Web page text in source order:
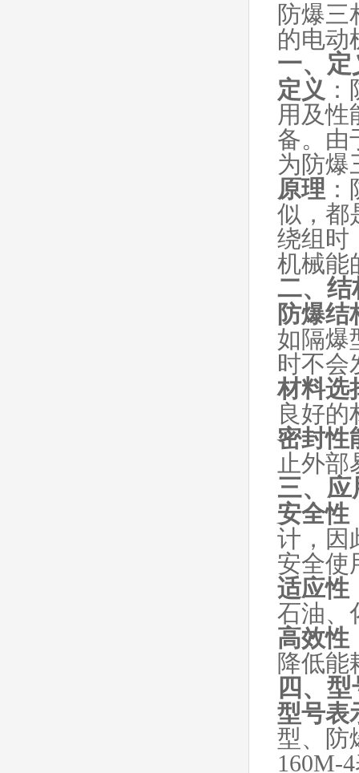
防爆三
的电动
一、定
定义
用及性
备。由
为防爆
原理
似，都
绕组时
机械能
二、结
防爆结
如隔爆
时不会
材料选
良好的
密封性
止外
三、应
安全性
计，因
安全使
适应性
石油、
高效性
降低能
四、
型号表
型、防
160M-